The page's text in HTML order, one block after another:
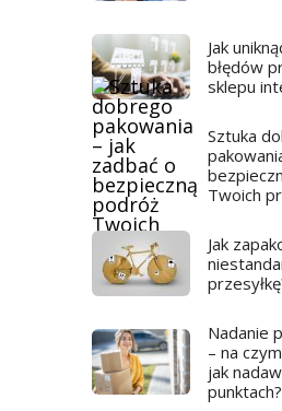
Jak
błędów
sklepu
Sztuka
Twoich
Jak
Nadanie
– na
jak
punktach?